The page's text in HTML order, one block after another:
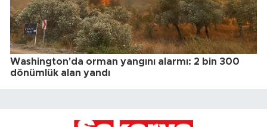
Washington'da orman yangını alarmı: 2 bin 300
dönümlük alan yandı